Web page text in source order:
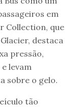
em
Collection, que
destaca
pressão,
levam
sobre o gelo.
tão